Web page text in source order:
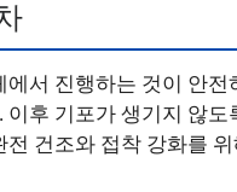
에서 진행하는 것이 안
후 기포가 생기지 않
전 건조와 접착 강화를